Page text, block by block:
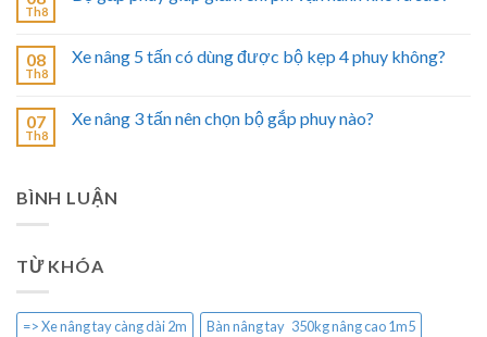
Th8
08
Th8
Xe nâng 5 tấn có dùng được bộ kẹp 4 phuy không?
07
Th8
Xe nâng 3 tấn nên chọn bộ gắp phuy nào?
BÌNH LUẬN
TỪ KHÓA
=> Xe nâng tay càng dài 2m
Bàn nâng tay 350kg nâng cao 1m5